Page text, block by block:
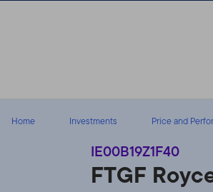
Home Investments Price and
IE00B19Z1F40
FTGF